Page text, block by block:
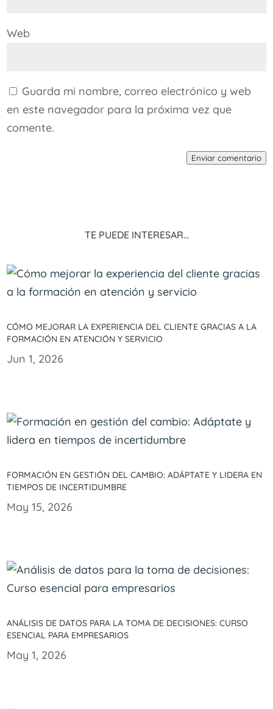
Web
Guarda mi nombre, correo electrónico y web
en este navegador para la próxima vez que
comente.
Enviar comentario
Te puede interesar…
Cómo mejorar la experiencia del cliente gracias a la
formación en atención y servicio
Jun 1, 2026
Formación en gestión del cambio: Adáptate y lidera en
tiempos de incertidumbre
May 15, 2026
Análisis de datos para la toma de decisiones: Curso
esencial para empresarios
May 1, 2026